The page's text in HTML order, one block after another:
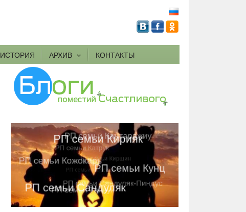
ИСТОРИЯ АРХИВ КОНТАКТЫ